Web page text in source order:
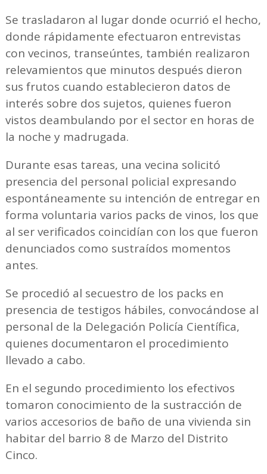
Se trasladaron al lugar donde ocurrió el hecho,
donde rápidamente efectuaron entrevistas
con vecinos, transeúntes, también realizaron
relevamientos que minutos después dieron
sus frutos cuando establecieron datos de
interés sobre dos sujetos, quienes fueron
vistos deambulando por el sector en horas de
la noche y madrugada.
Durante esas tareas, una vecina solicitó
presencia del personal policial expresando
espontáneamente su intención de entregar en
forma voluntaria varios packs de vinos, los que
al ser verificados coincidían con los que fueron
denunciados como sustraídos momentos
antes.
Se procedió al secuestro de los packs en
presencia de testigos hábiles, convocándose al
personal de la Delegación Policía Científica,
quienes documentaron el procedimiento
llevado a cabo.
En el segundo procedimiento los efectivos
tomaron conocimiento de la sustracción de
varios accesorios de baño de una vivienda sin
habitar del barrio 8 de Marzo del Distrito
Cinco.